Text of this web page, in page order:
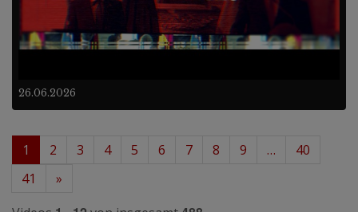
26.06.2026
1 2 3 4 5 6 7 8 9 …
40
41
»